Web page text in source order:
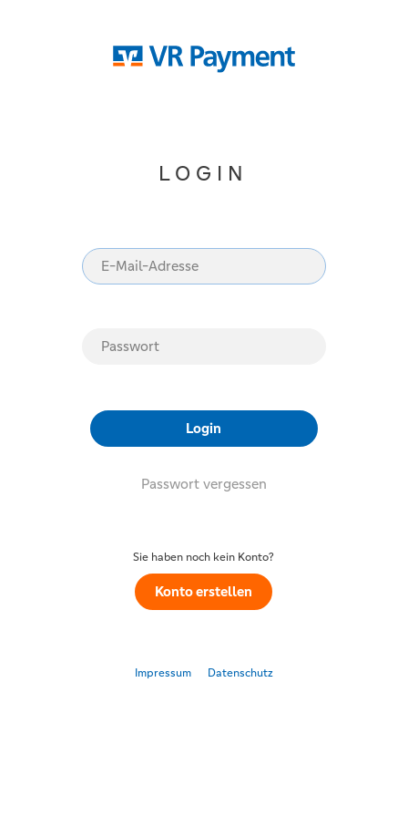
LOGIN
Login
Passwort vergessen
Sie haben noch kein Konto?
Konto erstellen
Impressum Datenschutz